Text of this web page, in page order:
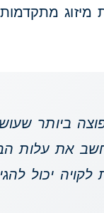
לאורך 40 שנה: הטעות
את עלות
לקויה יכול